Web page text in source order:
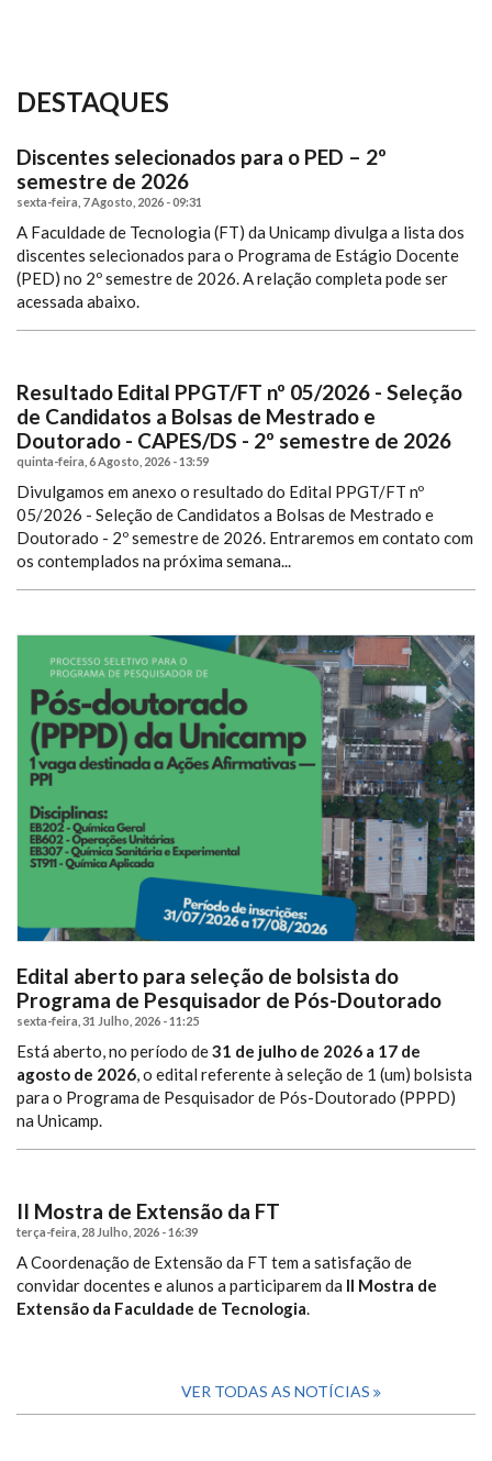
DESTAQUES
Discentes selecionados para o PED – 2º
semestre de 2026
sexta-feira, 7 Agosto, 2026 - 09:31
A Faculdade de Tecnologia (FT) da Unicamp divulga a lista dos
discentes selecionados para o Programa de Estágio Docente
(PED) no 2º semestre de 2026. A relação completa pode ser
acessada abaixo.
Resultado Edital PPGT/FT nº 05/2026 - Seleção
de Candidatos a Bolsas de Mestrado e
Doutorado - CAPES/DS - 2º semestre de 2026
quinta-feira, 6 Agosto, 2026 - 13:59
Divulgamos em anexo o resultado do Edital PPGT/FT nº
05/2026 - Seleção de Candidatos a Bolsas de Mestrado e
Doutorado - 2º semestre de 2026. Entraremos em contato com
os contemplados na próxima semana...
Edital aberto para seleção de bolsista do
Programa de Pesquisador de Pós-Doutorado
sexta-feira, 31 Julho, 2026 - 11:25
Está aberto, no período de31 de julho de 2026 a 17 de
agosto de 2026, o edital referente à seleção de 1 (um) bolsista
para o Programa de Pesquisador de Pós-Doutorado (PPPD)
na Unicamp.
II Mostra de Extensão da FT
terça-feira, 28 Julho, 2026 - 16:39
A Coordenação de Extensão da FT tem a satisfação de
convidar docentes e alunos a participarem da II Mostra de
Extensão da Faculdade de Tecnologia.
VER TODAS AS NOTÍCIAS